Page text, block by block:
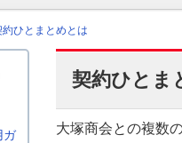
約ひとまとめとは
契約ひとま
大塚商会との複数
ガ